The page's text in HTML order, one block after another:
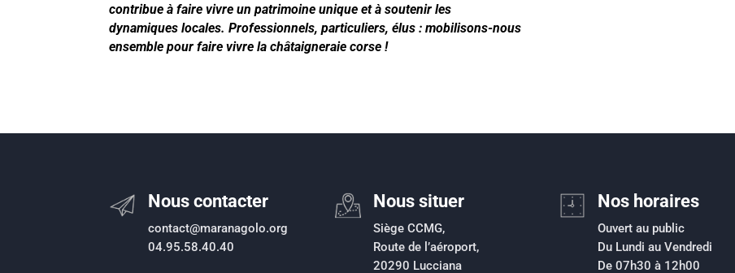
contribue à faire vivre un patrimoine unique et à soutenir les
dynamiques locales. Professionnels, particuliers, élus : mobilisons-nous
ensemble pour faire vivre la châtaigneraie corse !
Nous contacter
contact@maranagolo.org
04.95.58.40.40
Nous situer
Siège CCMG,
Route de l’aéroport,
20290 Lucciana
Nos horaires
Ouvert au public
Du Lundi au Vendredi
De 07h30 à 12h00